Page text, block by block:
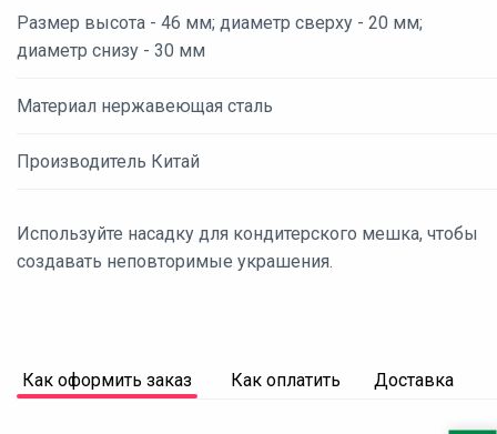
Размер высота - 46 мм; диаметр сверху - 20 мм;
диаметр снизу - 30 мм
Материал нержавеющая сталь
Производитель Китай
Используйте насадку для кондитерского мешка, чтобы
создавать неповторимые украшения.
Как оформить заказ Как оплатить Доставка